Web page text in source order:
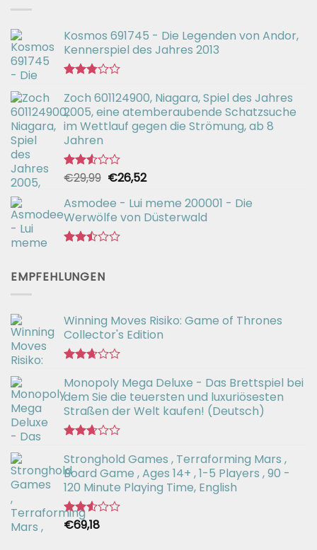
Kosmos 691745 - Die Legenden von Andor,
Kennerspiel des Jahres 2013
mit
2.77
von 5
Zoch 601124900, Niagara, Spiel des Jahres
2005, eine atemberaubende Schatzsuche
im Wettlauf gegen die Strömung, ab 8
Jahren
Bewertet
2.54
von 5
€29,99 Ursprünglicher
war:
€29,99
€26,52Aktueller
ist:
€26,52.
Asmodee - Lui meme 200001 - Die
Werwölfe von Düsterwald
2.49
EMPFEHLUNGEN
Winning Moves Risiko: Game of Thrones
Collector's Edition
mit
2.66
von 5
Monopoly Mega Deluxe - Das Brettspiel bei
dem Sie die teuersten und luxuriösesten
Straßen der Welt kaufen! (Deutsch)
mit
2.64
von 5
Stronghold Games , Terraforming Mars ,
Board Game , Ages 14+ , 1-5 Players , 90 -
120 Minute Playing Time, English
Bewertet
€69,18